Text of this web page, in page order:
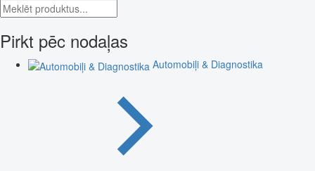
Pirkt pēc nodaļas
Automobiļi & Diagnostika